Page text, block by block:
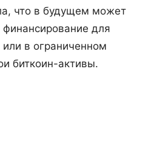
что в будущем может
финансирование для
в ограниченном
биткоин-активы.